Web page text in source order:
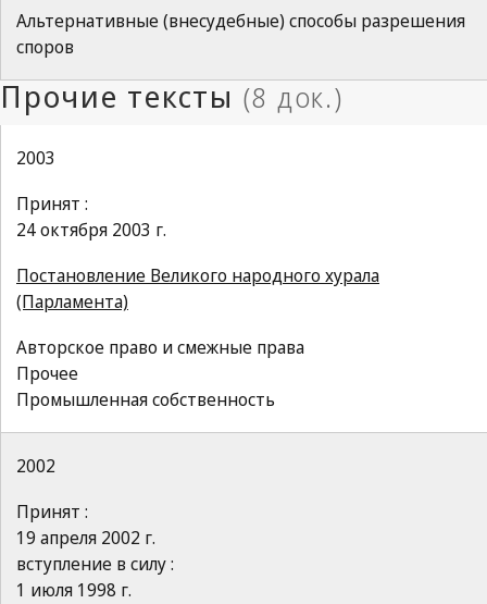
Альтернативные (внесудебные) способы разрешения
споров
2003
Принят :
24 октября 2003 г.
Постановление Великого народного хурала
(Парламента)
Авторское право и смежные права
Прочее
Промышленная собственность
2002
Принят :
19 апреля 2002 г.
вступление в силу :
1 июля 1998 г.